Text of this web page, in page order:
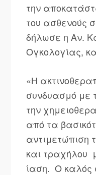
την
του ασθενούς
δήλωσε η Αν.
Ογκολογίας,
«Η
συνδυασμό με
την
από τα
αντιμετώπιση
και τραχήλου
ίαση. Ο καλός